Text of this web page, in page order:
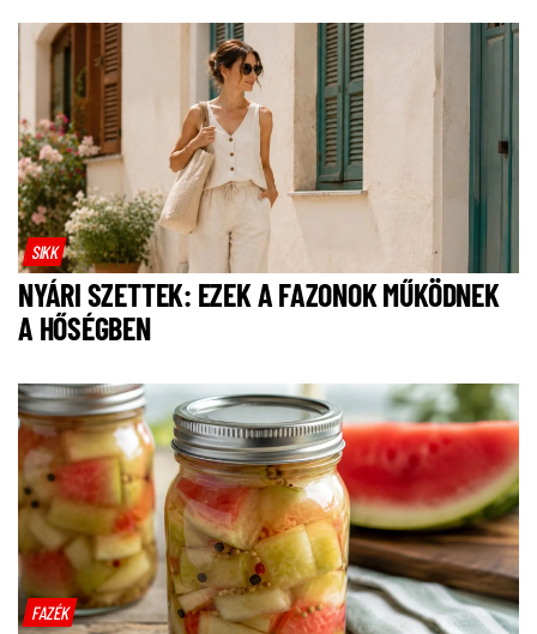
SIKK
NYÁRI SZETTEK: EZEK A FAZONOK MŰKÖDNEK
A HŐSÉGBEN
FAZÉK